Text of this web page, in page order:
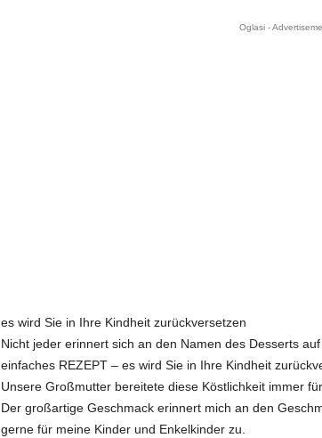
Oglasi -
es wird Sie in Ihre Kindheit zurückversetzen
Nicht jeder erinnert sich an den Namen des Desserts
einfaches REZEPT – es wird Sie in Ihre Kindheit
Unsere Großmutter bereitete diese Köstlichkeit immer
Der großartige Geschmack erinnert mich an den
gerne für meine Kinder und Enkelkinder zu.